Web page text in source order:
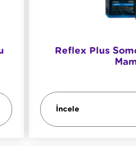
Reflex Plus
İncele